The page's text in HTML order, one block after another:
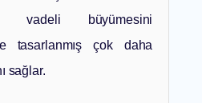
vadeli büyümesini
tasarlanmış çok daha
sağlar.